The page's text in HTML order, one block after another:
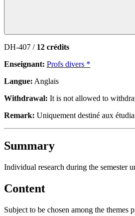
DH-407 / 12 crédits
Enseignant: Profs divers *
Langue: Anglais
Withdrawal: It is not allowed to
Remark: Uniquement destiné aux
Summary
Individual research during the semester
Content
Subject to be chosen among the themes